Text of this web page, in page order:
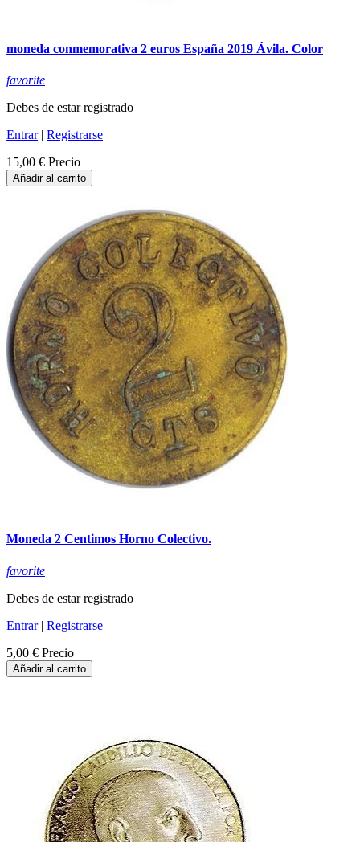
moneda conmemorativa 2 euros España 2019 Ávila. Color
favorite
Debes de estar registrado
Entrar| Registrarse
15,00 € Precio
Añadir al carrito
Moneda 2 Centimos Horno Colectivo.
favorite
Debes de estar registrado
Entrar| Registrarse
5,00 € Precio
Añadir al carrito